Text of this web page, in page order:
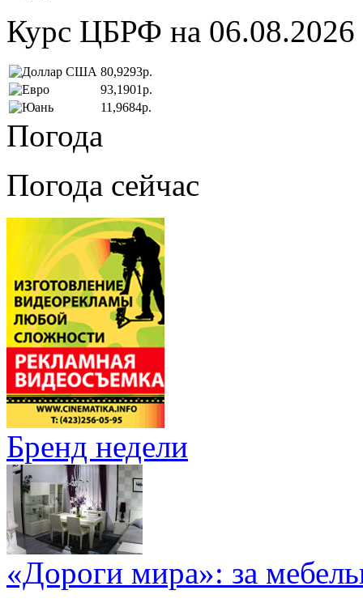
Курс ЦБРФ на 06.08.2026
80,9293р.
93,1901р.
11,9684р.
Погода
Погода сейчас
Бренд недели
«Дороги мира»: за